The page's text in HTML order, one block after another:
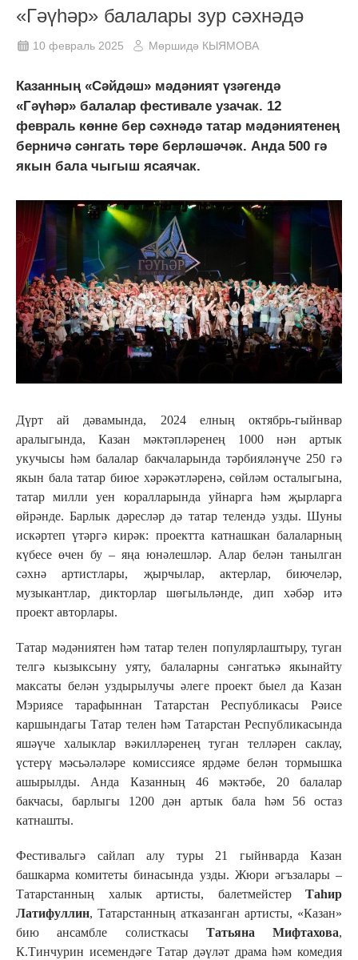
«Гәүһәр» балалары зур сәхнәдә
10 февраль 2025 Мөршидә КЫЯМОВА
Казанның «Сәйдәш» мәдәният үзәгендә
«Гәүһәр» балалар фестивале узачак. 12
февраль көнне бер сәхнәдә татар мәдәниятенең
берничә сәнгать төре берләшәчәк. Анда 500 гә
якын бала чыгыш ясаячак.
Дүрт ай дәвамында, 2024 елның октябрь-гыйнвар
аралыгында, Казан мәктәпләренең 1000 нән артык
укучысы һәм балалар бакчаларында тәрбияләнүче 250 гә
якын бала татар биюе хәрәкәтләренә, сөйләм осталыгына,
татар милли уен коралларында уйнарга һәм җырларга
өйрәнде. Барлык дәресләр дә татар телендә узды. Шуны
искәртеп үтәргә кирәк: проектта катнашкан балаларның
күбесе өчен бу – яңа юнәлешләр. Алар белән танылган
сәхнә артистлары, җырчылар, актерлар, биючеләр,
музыкантлар, дикторлар шөгыльләнде, дип хәбәр итә
проект авторлары.
Татар мәдәниятен һәм татар телен популярлаштыру, туган
телгә кызыксыну уяту, балаларны сәнгатькә якынайту
максаты белән уздырылучы әлеге проект быел да Казан
Мэриясе тарафыннан Татарстан Республикасы Рәисе
каршындагы Татар телен һәм Татарстан Республикасында
яшәүче халыклар вәкилләренең туган телләрен саклау,
үстерү мәсьәләләре комиссиясе ярдәме белән тормышка
ашырылды. Анда Казанның 46 мәктәбе, 20 балалар
бакчасы, барлыгы 1200 дән артык бала һәм 56 остаз
катнашты.
Фестивальгә сайлап алу туры 21 гыйнварда Казан
башкарма комитеты бинасында узды. Жюри әгъзалары –
Татарстанның халык артисты, балетмейстер Таһир
Латифуллин, Татарстанның атказанган артисты, «Казан»
бию ансамбле солисткасы Татьяна Мифтахова,
К.Тинчурин исемендәге Татар дәүләт драма һәм комедия